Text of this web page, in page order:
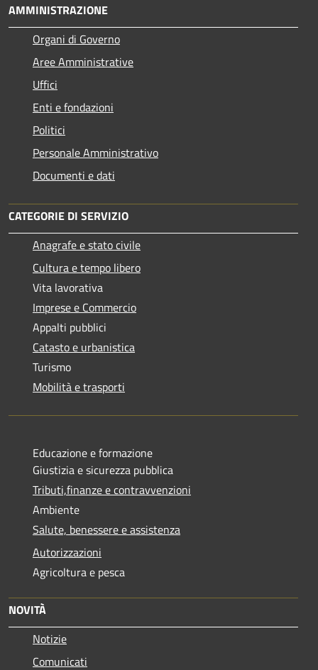
AMMINISTRAZIONE
Organi di Governo
Aree Amministrative
Uffici
Enti e fondazioni
Politici
Personale Amministrativo
Documenti e dati
CATEGORIE DI SERVIZIO
Anagrafe e stato civile
Cultura e tempo libero
Vita lavorativa
Imprese e Commercio
Appalti pubblici
Catasto e urbanistica
Turismo
Mobilità e trasporti
Educazione e formazione
Giustizia e sicurezza pubblica
Tributi,finanze e contravvenzioni
Ambiente
Salute, benessere e assistenza
Autorizzazioni
Agricoltura e pesca
NOVITÀ
Notizie
Comunicati